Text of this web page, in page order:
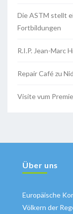
Die ASTM stellt
Fortbildungen
R.I.P. Jean-Marc
Repair Café zu
Visite vum
Über uns
Europäische
Völkern der